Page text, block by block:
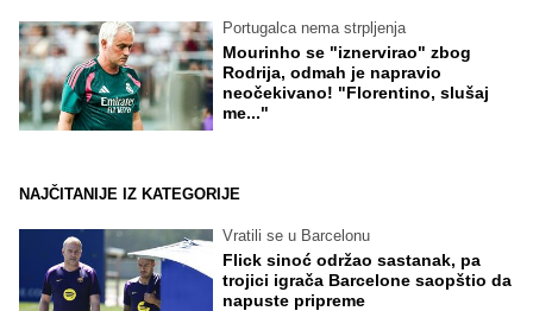
Portugalca nema strpljenja
Mourinho se "iznervirao" zbog
Rodrija, odmah je napravio
neočekivano! "Florentino, slušaj
me..."
NAJČITANIJE IZ KATEGORIJE
Vratili se u Barcelonu
Flick sinoć održao sastanak, pa
trojici igrača Barcelone saopštio da
napuste pripreme